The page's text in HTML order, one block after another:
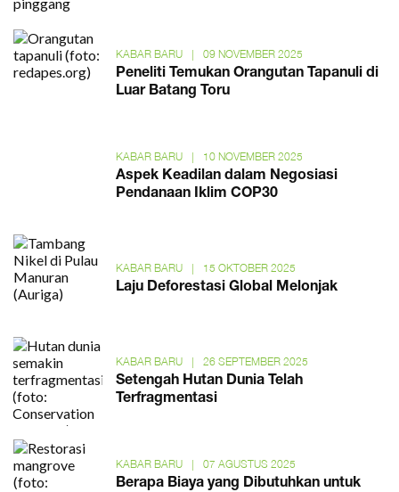
KABAR BARU | 09 NOVEMBER 2025
Peneliti Temukan Orangutan Tapanuli di
Luar Batang Toru
KABAR BARU | 10 NOVEMBER 2025
Aspek Keadilan dalam Negosiasi
Pendanaan Iklim COP30
KABAR BARU | 15 OKTOBER 2025
Laju Deforestasi Global Melonjak
KABAR BARU | 26 SEPTEMBER 2025
Setengah Hutan Dunia Telah
Terfragmentasi
KABAR BARU | 07 AGUSTUS 2025
Berapa Biaya yang Dibutuhkan untuk